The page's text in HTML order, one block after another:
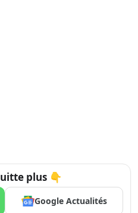
plus 👇
Google Actualités